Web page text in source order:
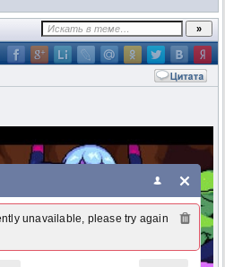
unavailable, please try again